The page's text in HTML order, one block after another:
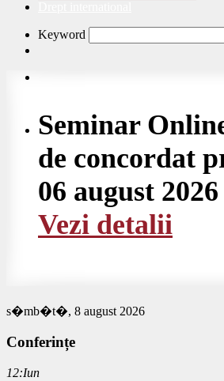
Keyword
Seminar
de concordat
06 august 2026
Vezi detalii
s�mb�t�, 8 august 2026
Conferințe
12:Iun